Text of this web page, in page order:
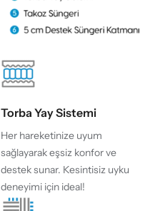
Torba Yay Sistemi
Her hareketinize uyum
sağlayarak eşsiz konfor ve
destek sunar. Kesintisiz uyku
deneyimi için ideal!